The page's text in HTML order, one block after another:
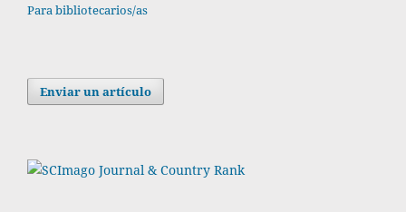
Para bibliotecarios/as
Enviar un artículo